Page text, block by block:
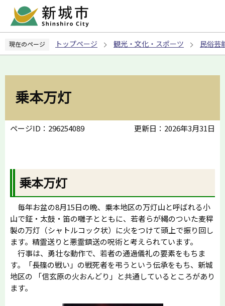
ペ
の
現在のページ トップページ 観光・文化・スポーツ 民俗芸
乗本万灯
ページID：296254089 更新日：2026年3月31日
乗本万灯
毎年お盆の8月15日の晩、乗本地区の万灯山と呼ばれる小
山で鉦・太鼓・笛の囃子とともに、若者らが縄のついた麦稈
製の万灯（シャトルコック状）に火をつけて頭上で振り回し
ます。精霊送りと悪霊鎮送の呪術と考えられています。
行事は、勇壮な動作で、若者の通過儀礼の要素をもちま
す。「長篠の戦い」の戦死者を弔うという伝承をもち、新城
地区の 「信玄原の火おんどり」と共通しているところがあり
ます。